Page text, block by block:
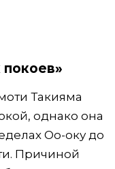
Такияма
однако она
Оо-оку до
Причиной